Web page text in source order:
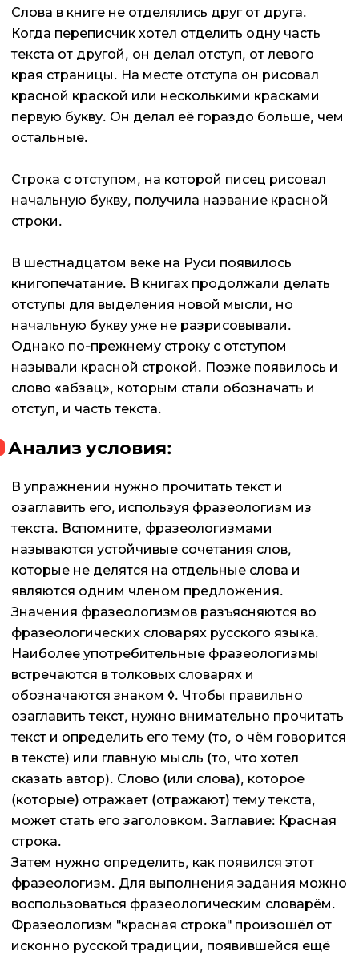
Слова в книге не отделялись друг от друга.
Когда переписчик хотел отделить одну часть
текста от другой, он делал отступ, от левого
края страницы. На месте отступа он рисовал
красной краской или несколькими красками
первую букву. Он делал её гораздо больше, чем
остальные.
Строка с отступом, на которой писец рисовал
начальную букву, получила название красной
строки.
В шестнадцатом веке на Руси появилось
книгопечатание. В книгах продолжали делать
отступы для выделения новой мысли, но
начальную букву уже не разрисовывали.
Однако по-прежнему строку с отступом
называли красной строкой. Позже появилось и
слово «абзац», которым стали обозначать и
отступ, и часть текста.
Анализ условия:
В упражнении нужно прочитать текст и
озаглавить его, используя фразеологизм из
текста. Вспомните, фразеологизмами
называются устойчивые сочетания слов,
которые не делятся на отдельные слова и
являются одним членом предложения.
Значения фразеологизмов разъясняются во
фразеологических словарях русского языка.
Наиболее употребительные фразеологизмы
встречаются в толковых словарях и
обозначаются знаком ◊. Чтобы правильно
озаглавить текст, нужно внимательно прочитать
текст и определить его тему (то, о чём говорится
в тексте) или главную мысль (то, что хотел
сказать автор). Слово (или слова), которое
(которые) отражает (отражают) тему текста,
может стать его заголовком. Заглавие: Красная
строка.
Затем нужно определить, как появился этот
фразеологизм. Для выполнения задания можно
воспользоваться фразеологическим словарём.
Фразеологизм "красная строка" произошёл от
исконно русской традиции, появившейся ещё